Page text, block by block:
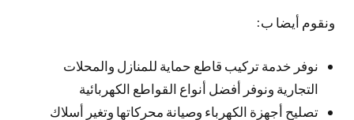
ونقوم أيضا ب:
نوفر خدمة تركيب قاطع حماية للمنازل والمحلات
التجارية ونوفر أفضل أنواع القواطع الكهربائية
تصليح أجهزة الكهرباء وصيانة محركاتها وتغير أسلاك